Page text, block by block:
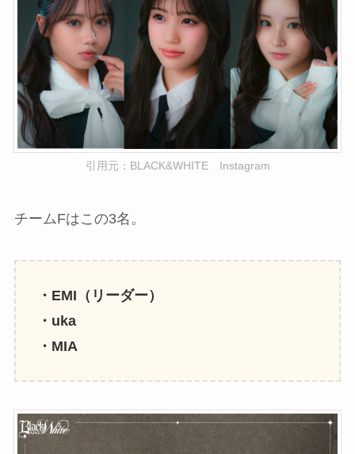
引用元：BLACK&WHITE Instagram
チームFはこの3名。
・EMI（リーダー）
・uka
・MIA